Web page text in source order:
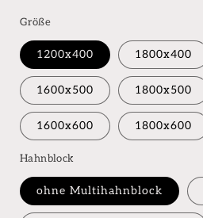
Größe
1200x400 1800x400
1600x500 1800x500
1600x600 1800x600
Hahnblock
ohne Multihahnblock